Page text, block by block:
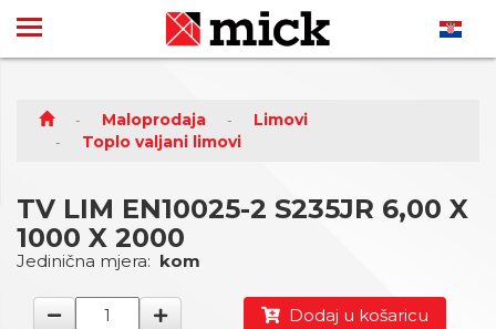
Maloprodaja
Limovi
Toplo valjani limovi
TV LIM EN10025-2 S235JR 6,00 X
1000 X 2000
Jedinična mjera: kom
Dodaj u košaricu